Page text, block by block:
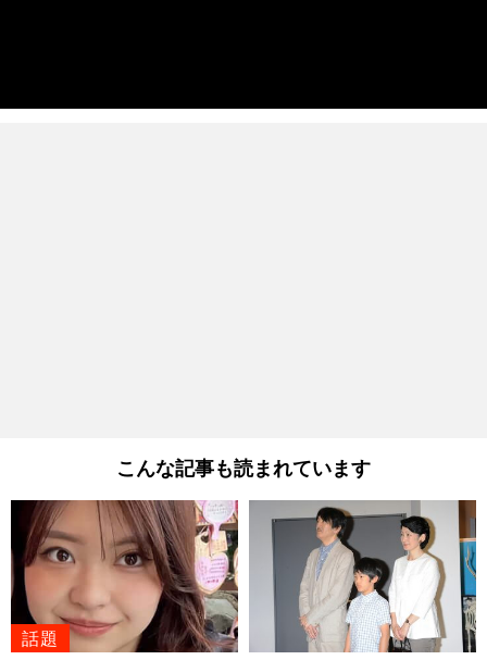
こんな記事も読まれています
話題